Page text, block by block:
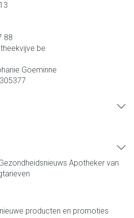
88
Goeminne
Apotheker van
producten en promoties